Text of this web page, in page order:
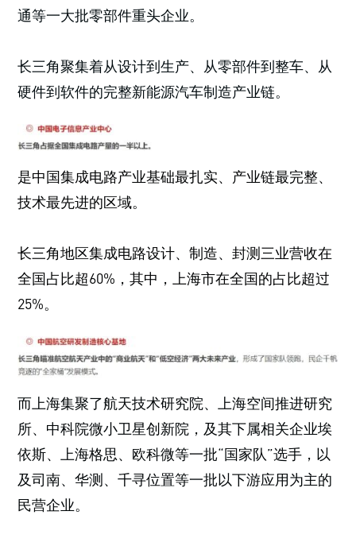
通等一大批零部件重头企业。
长三角聚集着从设计到生产、从零部件到整车、从
硬件到软件的完整新能源汽车制造产业链。
是中国集成电路产业基础最扎实、产业链最完整、
技术最先进的区域。
长三角地区集成电路设计、制造、封测三业营收在
全国占比超60%，其中，上海市在全国的占比超过
25%。
而上海集聚了航天技术研究院、上海空间推进研究
所、中科院微小卫星创新院，及其下属相关企业埃
依斯、上海格思、欧科微等一批“国家队”选手，以
及司南、华测、千寻位置等一批以下游应用为主的
民营企业。